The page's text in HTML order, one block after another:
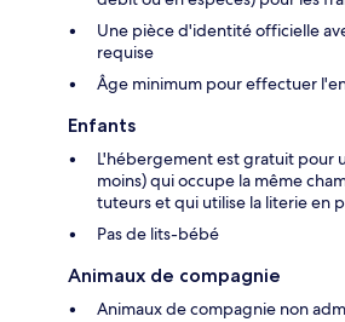
Une pièce d'identité officielle
requise
Âge minimum pour effectuer
Enfants
L'hébergement est gratuit pour
moins) qui occupe la même
tuteurs et qui utilise la literie en
Pas de lits-bébé
Animaux de compagnie
Animaux de compagnie non